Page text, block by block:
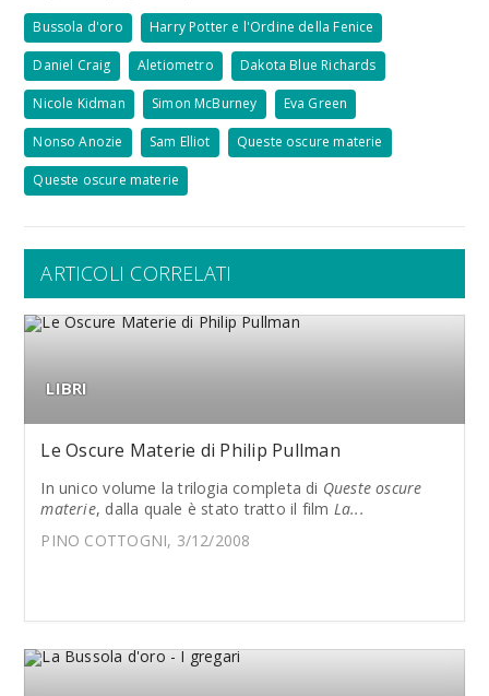
Bussola d'oro Harry Potter e l'Ordine della Fenice
Daniel Craig Aletiometro Dakota Blue Richards
Nicole Kidman Simon McBurney Eva Green
Nonso Anozie Sam Elliot Queste oscure materie
Queste oscure materie
ARTICOLI CORRELATI
LIBRI
Le Oscure Materie di Philip Pullman
In unico volume la trilogia completa di Queste oscure
materie, dalla quale è stato tratto il film La...
PINO COTTOGNI, 3/12/2008